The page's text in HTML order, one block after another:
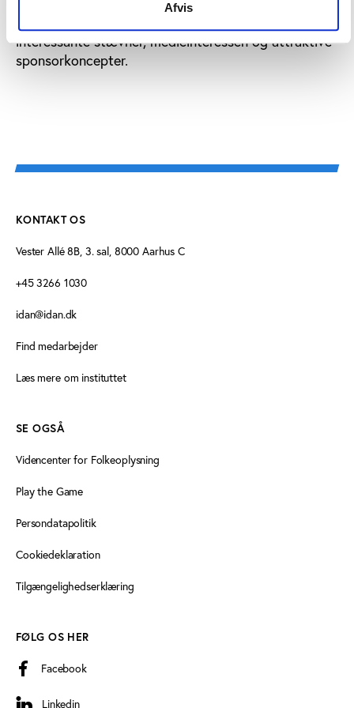
Afvis
interessante stævner, medieinteressen og attraktive
sponsorkoncepter.
KONTAKT OS
Vester Allé 8B, 3. sal, 8000 Aarhus C
+45 3266 1030
idan@idan.dk
Find medarbejder
Læs mere om instituttet
SE OGSÅ
Videncenter for Folkeoplysning
Play the Game
Persondatapolitik
Cookiedeklaration
Tilgængelighedserklæring
FØLG OS HER
Facebook
Linkedin